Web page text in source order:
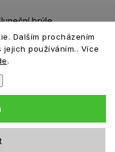
Dalším procházením
používáním.. Více
.
brýle
čočky
práva vyhrazena.